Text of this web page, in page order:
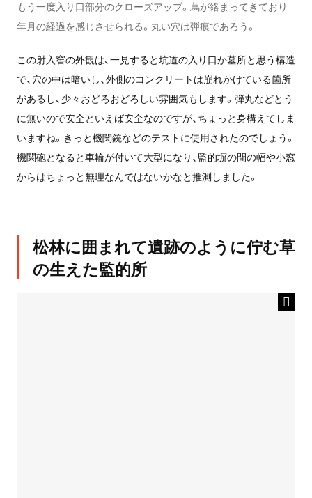
もう一度入り口部分のクローズアップ。蔦が絡まってきており
年月の経過を感じさせられる。丸い穴は弾痕であろう。
この射入窖の外観は、一見すると坑道の入り口か墓所と思う構造
で、穴の中は暗いし、外側のコンクリートは崩れかけている箇所
があるし、少々おどろおどろしい雰囲気もします。弾丸などとう
に無いので安全といえば安全なのですが、ちょっと身構えてしま
いますね。きっと機関銃などのテストに使用されたのでしょう。
機関砲となると車輪が付いて大型になり、監的塀の間の幅や小窓
からはちょっと無理なんではないかなと推測しました。
松林に囲まれて遺跡のように佇む草
の生えた監的所